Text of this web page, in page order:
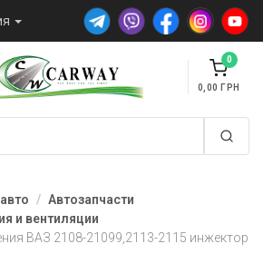
0
0,00
Автозапчасти
и вентиляции
ВАЗ 2108-21099,2113-2115 инжектор